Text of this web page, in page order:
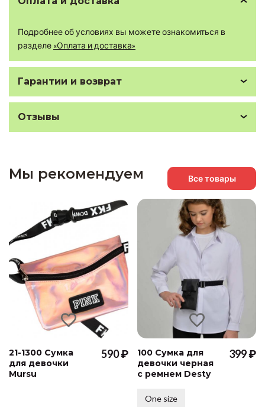
Подробнее об условиях вы можете ознакомиться в
разделе «Оплата и доставка»
Гарантии и возврат
Отзывы
Мы рекомендуем Все товары
21-1300 Сумка
для девочки
Mursu
590 ₽
100 Сумка для
девочки черная
с ремнем Desty
399 ₽
One size